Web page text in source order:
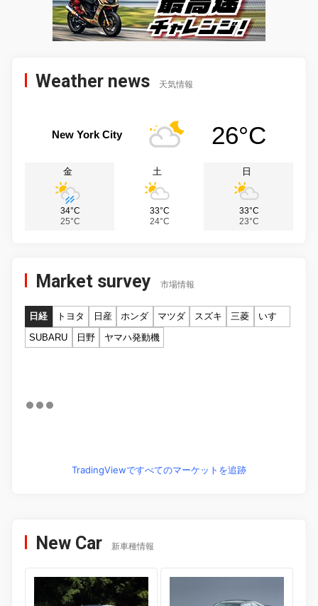
Weather news 天気情報
New York City 26°C
金
34°C
25°C
土
33°C
24°C
日
33°C
23°C
Market survey 市場情報
日経 トヨタ 日産 ホンダ マツダ スズキ 三菱
いすゞ
SUBARU
日野 ヤマハ発動機
TradingViewですべてのマーケットを追跡
New Car 新車種情報